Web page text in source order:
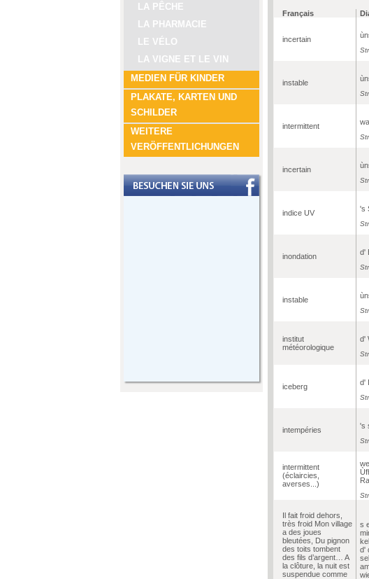
LA PÊCHE
LA PHARMACIE
LE VÉLO
LA VIGNE ET LE VIN
MEDIEN FÜR KINDER
PLAKATE, KARTEN UND
SCHILDER
WEITERE
VERÖFFENTLICHUNGEN
Français
incertain
instable
intermittent
incertain
indice UV 's
inondation d'
instable
institut
météorologique
d'
iceberg d'
intempéries 's
intermittent
(éclaircies,
averses...)
Il fait froid dehors,
très froid Mon village
a des joues
bleutées, Du pignon
des toits tombent
des fils d’argent… A
la clôture, la nuit est
suspendue comme
s
d'